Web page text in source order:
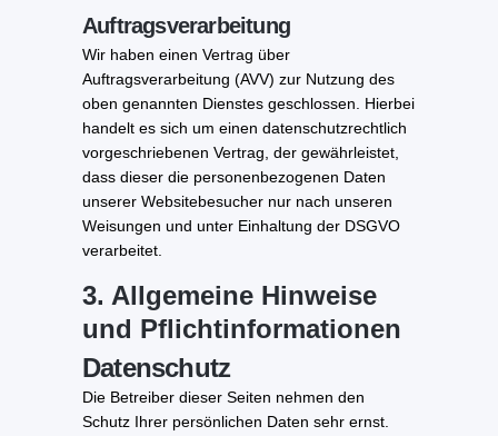
Auftragsverarbeitung
Wir haben einen Vertrag über
Auftragsverarbeitung (AVV) zur Nutzung des
oben genannten Dienstes geschlossen. Hierbei
handelt es sich um einen datenschutzrechtlich
vorgeschriebenen Vertrag, der gewährleistet,
dass dieser die personenbezogenen Daten
unserer Websitebesucher nur nach unseren
Weisungen und unter Einhaltung der DSGVO
verarbeitet.
3. Allgemeine Hinweise
und Pflicht­informationen
Datenschutz
Die Betreiber dieser Seiten nehmen den
Schutz Ihrer persönlichen Daten sehr ernst.